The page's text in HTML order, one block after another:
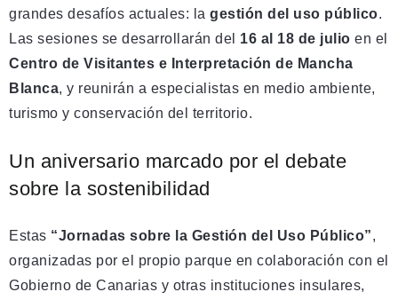
grandes desafíos actuales: la gestión del uso público.
Las sesiones se desarrollarán del 16 al 18 de julio en el
Centro de Visitantes e Interpretación de Mancha
Blanca, y reunirán a especialistas en medio ambiente,
turismo y conservación del territorio.
Un aniversario marcado por el debate
sobre la sostenibilidad
Estas “Jornadas sobre la Gestión del Uso Público”,
organizadas por el propio parque en colaboración con el
Gobierno de Canarias y otras instituciones insulares,